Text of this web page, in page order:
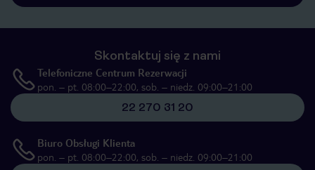
Skontaktuj się z nami
Telefoniczne Centrum Rezerwacji
pon. – pt. 08:00–22:00, sob. – niedz. 09:00–21:00
22 270 31 20
Biuro Obsługi Klienta
pon. – pt. 08:00–22:00, sob. – niedz. 09:00–21:00